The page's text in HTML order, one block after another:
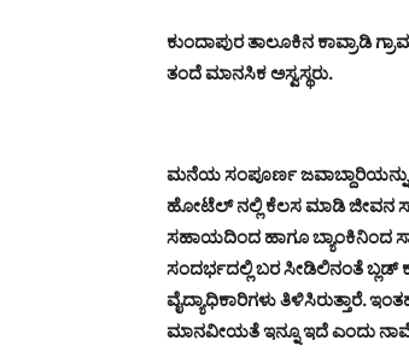
ಕುಂದಾಪುರ ತಾಲೂಕಿನ ಕಾವ್ರಾಡಿ
ತಂದೆ ಮಾನಸಿಕ ಅಸ್ವಸ್ಥರು.
ಮನೆಯ ಸಂಪೂರ್ಣ ಜವಾಬ್ದಾರಿಯನ್ನು
ಹೋಟೆಲ್ ನಲ್ಲಿ ಕೆಲಸ ಮಾಡಿ ಜೀವನ
ಸಹಾಯದಿಂದ ಹಾಗೂ ಬ್ಯಾಂಕಿನಿಂದ
ಸಂದರ್ಭದಲ್ಲಿ ಬರ ಸೀಡಿಲಿನಂತೆ ಬ್ಲಡ್
ವೈದ್ಯಾಧಿಕಾರಿಗಳು ತಿಳಿಸಿರುತ್ತಾರೆ.
ಮಾನವೀಯತೆ ಇನ್ನೂ ಇದೆ ಎಂದು